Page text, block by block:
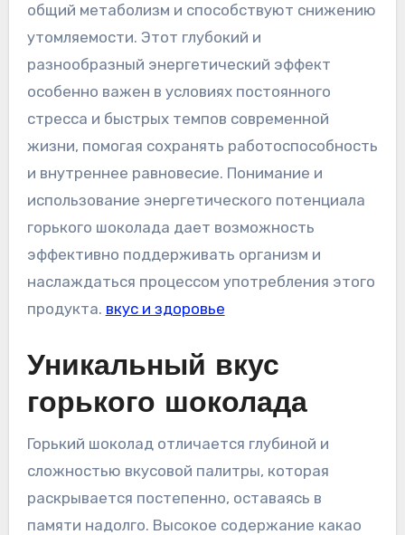
общий метаболизм и способствуют снижению
утомляемости. Этот глубокий и
разнообразный энергетический эффект
особенно важен в условиях постоянного
стресса и быстрых темпов современной
жизни‚ помогая сохранять работоспособность
и внутреннее равновесие. Понимание и
использование энергетического потенциала
горького шоколада дает возможность
эффективно поддерживать организм и
наслаждаться процессом употребления этого
продукта. вкус и здоровье
Уникальный вкус
горького шоколада
Горький шоколад отличается глубиной и
сложностью вкусовой палитры‚ которая
раскрывается постепенно‚ оставаясь в
памяти надолго. Высокое содержание какао